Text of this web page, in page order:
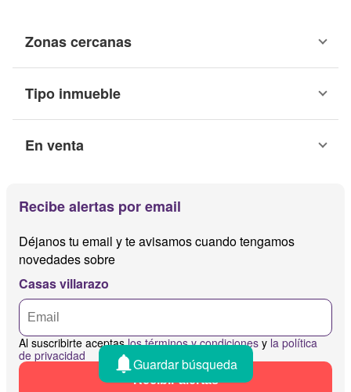
Zonas cercanas
Tipo inmueble
En venta
Recibe alertas por email
Déjanos tu email y te avisamos cuando tengamos
novedades sobre
Casas villarazo
Al suscribirte aceptaslos términos y condiciones y la política
de privacidad
Recibir alertas
Guardar búsqueda